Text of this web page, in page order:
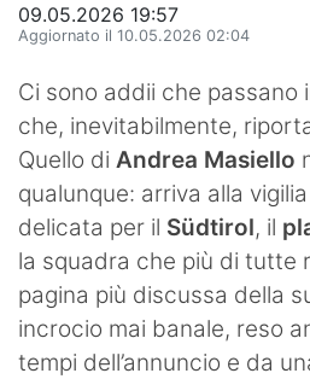
News
Turismo
Eventi
09.05.2026 19:57
Aggiornato il 10.05.2026 02:04
Ci sono addii che passano
che, inevitabilmente,
Quello di Andrea Masiello
qualunque: arriva alla
delicata per il Südtirol, il
la squadra che più di tutte
pagina più discussa della
incrocio mai banale, reso
tempi dell’annuncio e da